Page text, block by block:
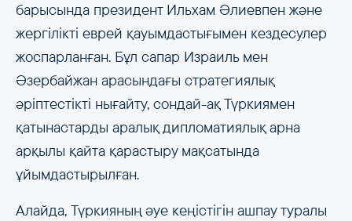
барысында президент Ильхам Әлиевпен және
жергілікті еврей қауымдастығымен кездесулер
жоспарланған. Бұл сапар Израиль мен
Әзербайжан арасындағы стратегиялық
әріптестікті нығайту, сондай-ақ Түркиямен
қатынастарды аралық дипломатиялық арна
арқылы қайта қарастыру мақсатында
ұйымдастырылған.
Алайда, Түркияның әуе кеңістігін ашпау туралы